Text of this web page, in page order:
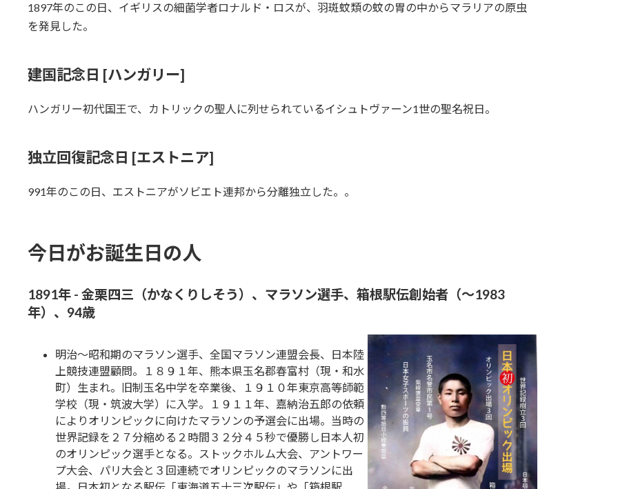
1897年のこの日、イギリスの細菌学者ロナルド・ロスが、羽斑蚊類の蚊の胃の中からマラリアの原虫
を発見した。
建国記念日 [ハンガリー]
ハンガリー初代国王で、カトリックの聖人に列せられているイシュトヴァーン1世の聖名祝日。
独立回復記念日 [エストニア]
991年のこの日、エストニアがソビエト連邦から分離独立した。。
今日がお誕生日の人
1891年 - 金栗四三（かなくりしそう）、マラソン選手、箱根駅伝創始者（～1983
年）、94歳
明治～昭和期のマラソン選手、全国マラソン連盟会長、日本陸
上競技連盟顧問。１８９１年、熊本県玉名郡春富村（現・和水
町）生まれ。旧制玉名中学を卒業後、１９１０年東京高等師範
学校（現・筑波大学）に入学。１９１１年、嘉納治五郎の依頼
によりオリンピックに向けたマラソンの予選会に出場。当時の
世界記録を２７分縮める２時間３２分４５秒で優勝し日本人初
のオリンピック選手となる。ストックホルム大会、アントワー
プ大会、パリ大会と３回連続でオリンピックのマラソンに出